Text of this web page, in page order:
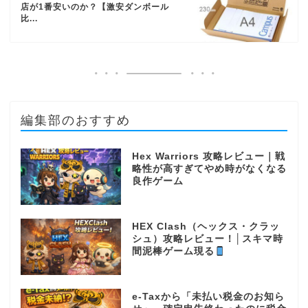
店が1番安いのか？【激安ダンボール
比...
編集部のおすすめ
Hex Warriors 攻略レビュー｜戦
略性が高すぎてやめ時がなくなる
良作ゲーム
HEX Clash（ヘックス・クラッ
シュ）攻略レビュー！│スキマ時
間泥棒ゲーム現る
e-Taxから「未払い税金のお知ら